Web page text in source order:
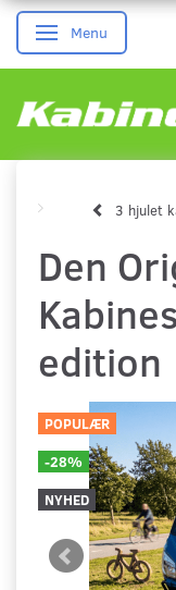
Skifte navigation
Menu
3 hjulet
Den
edition
POPULÆR
-28%
NYHED